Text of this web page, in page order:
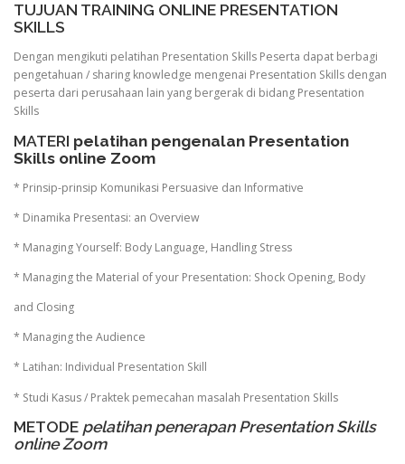
TUJUAN TRAINING ONLINE PRESENTATION
SKILLS
Dengan mengikuti pelatihan Presentation Skills Peserta dapat berbagi
pengetahuan / sharing knowledge mengenai Presentation Skills dengan
peserta dari perusahaan lain yang bergerak di bidang Presentation
Skills
MATERI pelatihan pengenalan Presentation
Skills online Zoom
* Prinsip-prinsip Komunikasi Persuasive dan Informative
* Dinamika Presentasi: an Overview
* Managing Yourself: Body Language, Handling Stress
* Managing the Material of your Presentation: Shock Opening, Body
and Closing
* Managing the Audience
* Latihan: Individual Presentation Skill
* Studi Kasus / Praktek pemecahan masalah Presentation Skills
METODE pelatihan penerapan Presentation Skills
online Zoom